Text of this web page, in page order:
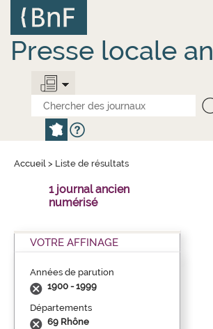
contenu
principal
Presse locale
Accueil > Liste de résultats
1 journal ancien
numérisé
VOTRE AFFINAGE
Années de parution
1900 - 1999
Départements
69 Rhône
Panneau de gestion des cookies